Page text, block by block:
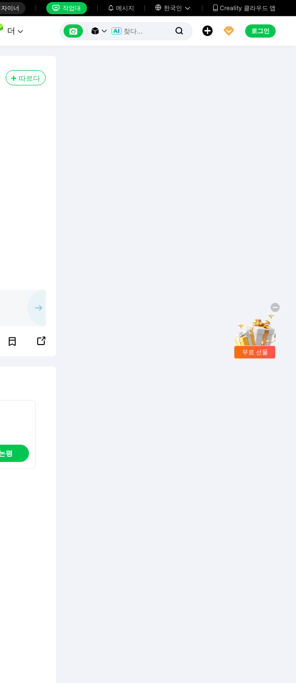
자이너  작업대  메시지  한국인   Creality 클라우드 앱
더        로그인
따르다

평
무료 선물